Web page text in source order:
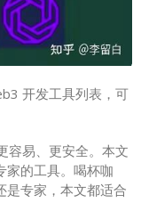
开发工具列表，可
容易、更安全。本文
家的工具。喝杯咖
是专家，本文都适合